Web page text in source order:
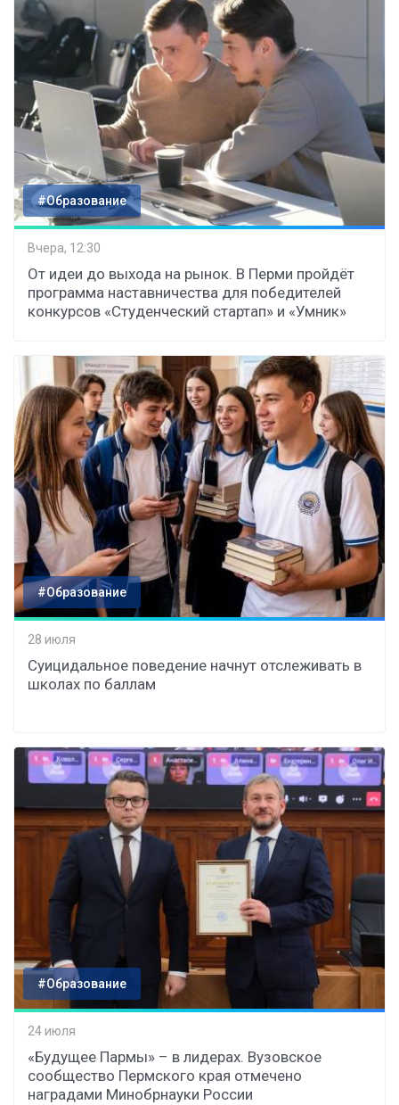
#Образование
Вчера, 12:30
От идеи до выхода на рынок. В Перми пройдёт
программа наставничества для победителей
конкурсов «Студенческий стартап» и «Умник»
#Образование
28 июля
Суицидальное поведение начнут отслеживать в
школах по баллам
#Образование
24 июля
«Будущее Пармы» – в лидерах. Вузовское
сообщество Пермского края отмечено
наградами Минобрнауки России